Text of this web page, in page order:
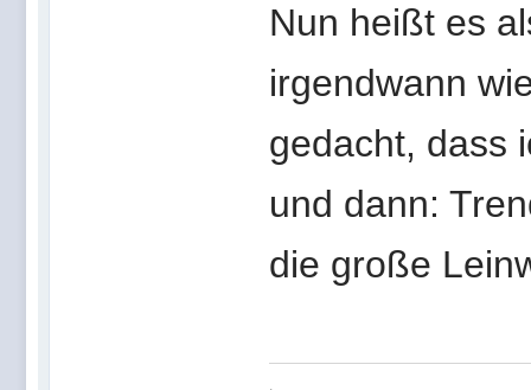
Nun heißt es
irgendwann
gedacht, dass
und dann:
die große